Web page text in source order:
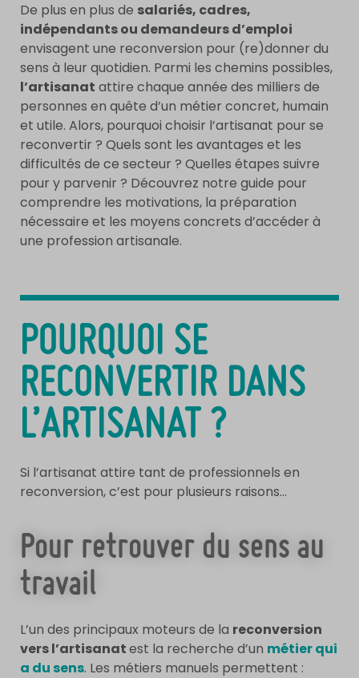
De plus en plus de salariés, cadres,
indépendants ou demandeurs d’emploi
envisagent une reconversion pour (re)donner du
sens à leur quotidien. Parmi les chemins possibles,
l’artisanat attire chaque année des milliers de
personnes en quête d’un métier concret, humain
et utile. Alors, pourquoi choisir l’artisanat pour se
reconvertir ? Quels sont les avantages et les
difficultés de ce secteur ? Quelles étapes suivre
pour y parvenir ? Découvrez notre guide pour
comprendre les motivations, la préparation
nécessaire et les moyens concrets d’accéder à
une profession artisanale.
POURQUOI SE
RECONVERTIR DANS
L’ARTISANAT ?
Si l’artisanat attire tant de professionnels en
reconversion, c’est pour plusieurs raisons…
Pour retrouver du sens au
travail
L’un des principaux moteurs de la reconversion
vers l’artisanatest la recherche d’un métier qui
a du sens. Les métiers manuels permettent :